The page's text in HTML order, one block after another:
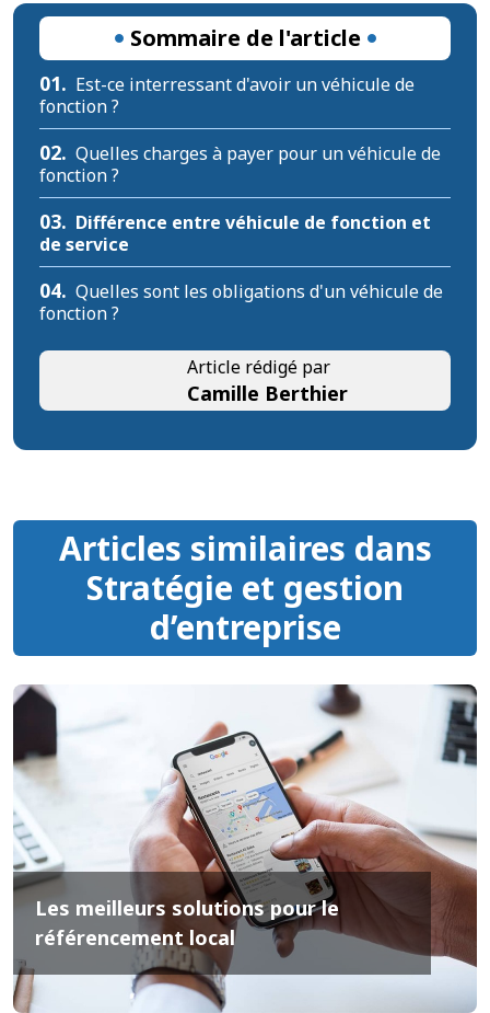
Sommaire de l'article
01. Est-ce interressant d'avoir un véhicule de
fonction ?
02. Quelles charges à payer pour un véhicule de
fonction ?
03. Différence entre véhicule de fonction et
de service
04. Quelles sont les obligations d'un véhicule de
fonction ?
Article rédigé par
Camille Berthier
Articles similaires dans
Stratégie et gestion
d’entreprise
Les meilleurs solutions pour le
référencement local